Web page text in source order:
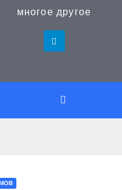
многое другое